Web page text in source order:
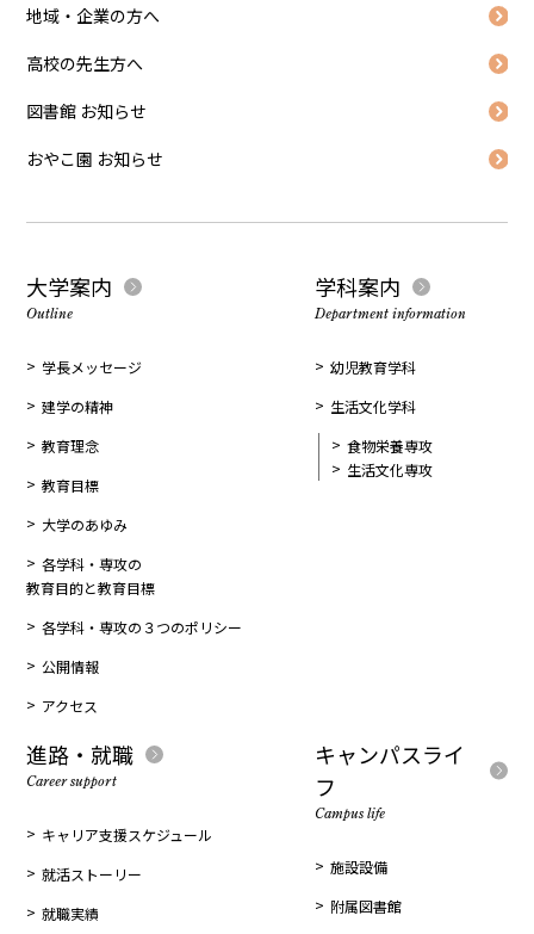
地域・企業の方へ
高校の先生方へ
図書館 お知らせ
おやこ園 お知らせ
大学案内
Outline
学長メッセージ
建学の精神
教育理念
教育目標
大学のあゆみ
各学科・専攻の
教育目的と教育目標
各学科・専攻の３つのポリシー
公開情報
アクセス
学科案内
Department information
幼児教育学科
生活文化学科
食物栄養専攻
生活文化専攻
進路・就職
Career support
キャリア支援スケジュール
就活ストーリー
就職実績
キャンパスライ
フ
Campus life
施設設備
附属図書館